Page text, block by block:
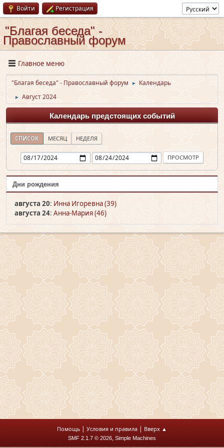
Войти Регистрация
"Благая беседа" -
Православный форум
Главное меню
"Благая беседа" - Православный форум ► Календарь
► Август 2024
Календарь предстоящих событий
СПИСОК МЕСЯЦ НЕДЕЛЯ
Дни рождения
августа 20: Инна Игоревна (39)
августа 24: Анна-Мария (46)
Помощь | Условия и правила | Вверх ▲
SMF 2.1.7 © 2026, Simple Machines